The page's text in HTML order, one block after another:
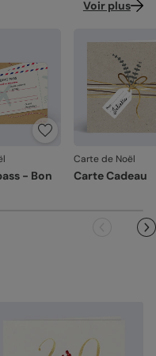
Voir plus
- Bon
Carte de Noël
Carte Cadeau